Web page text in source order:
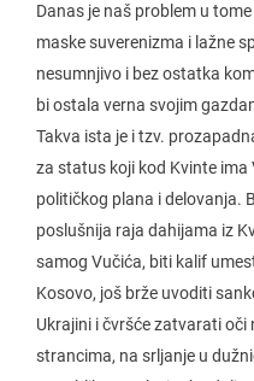
Danas je naš problem u
maske suverenizma i lažne
nesumnjivo i bez ostatka
bi ostala verna svojim
Takva ista je i tzv.
za status koji kod Kvinte
političkog plana i delovanja.
poslušnija raja dahijama iz
samog Vučića, biti kalif
Kosovo, još brže uvoditi
Ukrajini i čvršće zatvarati oči
strancima, na srljanje u